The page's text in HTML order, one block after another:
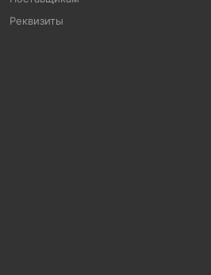
Реквизиты